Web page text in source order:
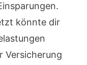
könnte dir
Versicherung